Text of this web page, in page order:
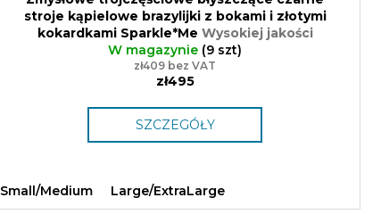
stroje kąpielowe brazylijki z bokami i złotymi
kokardkami Sparkle*Me Wysokiej jakości
błyszcząca tkanina kostiumowa z Włoch
W magazynie (9 szt)
zł409 bez VAT
zł495
SZCZEGÓŁY
Small/Medium Large/ExtraLarge